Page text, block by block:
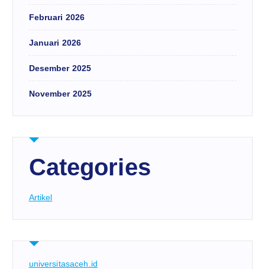
Februari 2026
Januari 2026
Desember 2025
November 2025
Categories
Artikel
universitasaceh.id